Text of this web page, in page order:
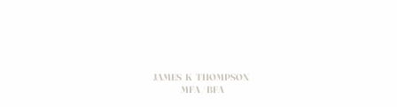
JAMES K THOMPSON
MFA / BFA